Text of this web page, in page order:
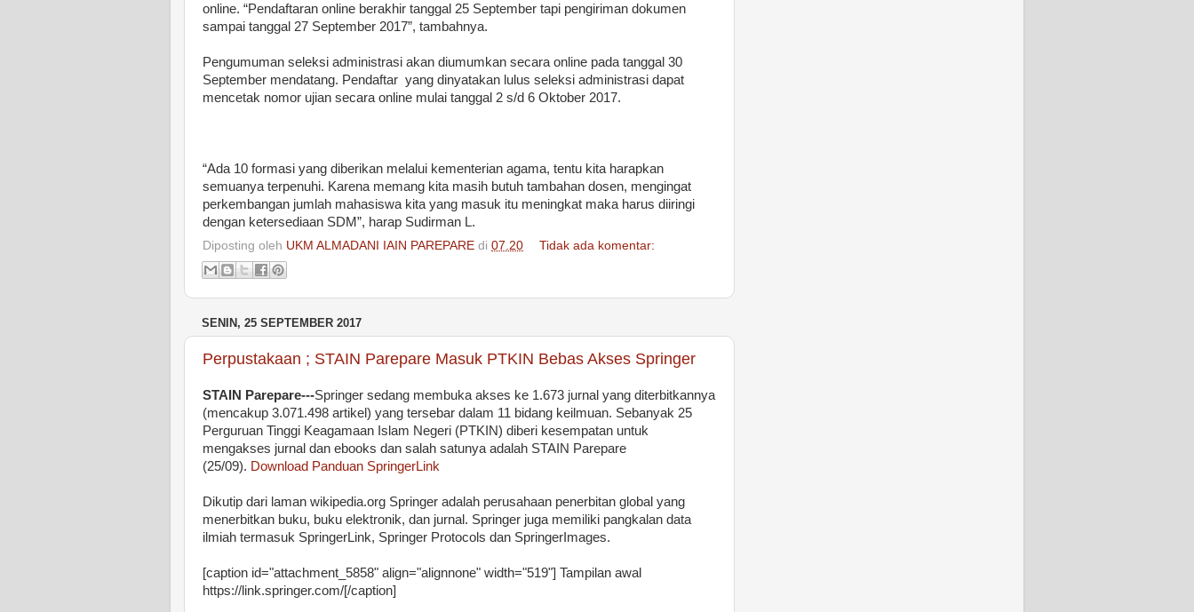
online. “Pendaftaran online berakhir tanggal 25 September tapi pengiriman dokumen
sampai tanggal 27 September 2017”, tambahnya.
Pengumuman seleksi administrasi akan diumumkan secara online pada tanggal 30
September mendatang. Pendaftar yang dinyatakan lulus seleksi administrasi dapat
mencetak nomor ujian secara online mulai tanggal 2 s/d 6 Oktober 2017.
“Ada 10 formasi yang diberikan melalui kementerian agama, tentu kita harapkan
semuanya terpenuhi. Karena memang kita masih butuh tambahan dosen, mengingat
perkembangan jumlah mahasiswa kita yang masuk itu meningkat maka harus diiringi
dengan ketersediaan SDM”, harap Sudirman L.
Diposting oleh UKM ALMADANI IAIN PAREPARE di 07.20 Tidak ada komentar:
SENIN, 25 SEPTEMBER 2017
Perpustakaan ; STAIN Parepare Masuk PTKIN Bebas Akses Springer
STAIN Parepare---Springer sedang membuka akses ke 1.673 jurnal yang diterbitkannya
(mencakup 3.071.498 artikel) yang tersebar dalam 11 bidang keilmuan. Sebanyak 25
Perguruan Tinggi Keagamaan Islam Negeri (PTKIN) diberi kesempatan untuk
mengakses jurnal dan ebooks dan salah satunya adalah STAIN Parepare
(25/09). Download Panduan SpringerLink
Dikutip dari laman wikipedia.org Springer adalah perusahaan penerbitan global yang
menerbitkan buku, buku elektronik, dan jurnal. Springer juga memiliki pangkalan data
ilmiah termasuk SpringerLink, Springer Protocols dan SpringerImages.
[caption id="attachment_5858" align="alignnone" width="519"] Tampilan awal
https://link.springer.com/[/caption]